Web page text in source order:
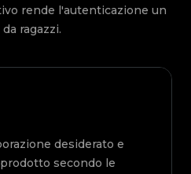
rende l'autenticazione un
ragazzi.
desiderato e
secondo le